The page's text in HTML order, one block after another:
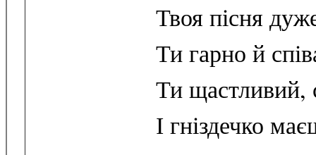
Твоя пісня
Ти гарно й
Ти щастливий,
І гніздечко